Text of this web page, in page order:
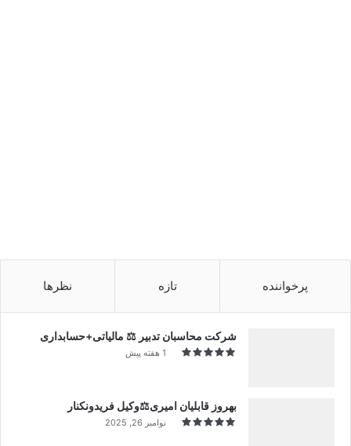
پرخواننده تازه نظرها
شرکت محاسبان تدبیر ⚖️ مالیاتی+حسابداری
1 هفته پیش
بهروز قابلیان امیری⚖️وکیل فریدونکنار
نوامبر 26, 2025